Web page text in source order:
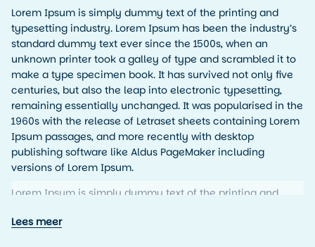
Lorem Ipsum is simply dummy text of the printing and
typesetting industry. Lorem Ipsum has been the industry’s
standard dummy text ever since the 1500s, when an
unknown printer took a galley of type and scrambled it to
make a type specimen book. It has survived not only five
centuries, but also the leap into electronic typesetting,
remaining essentially unchanged. It was popularised in the
1960s with the release of Letraset sheets containing Lorem
Ipsum passages, and more recently with desktop
publishing software like Aldus PageMaker including
versions of Lorem Ipsum.
Lorem Ipsum is simply dummy text of the printing and
standard dummy text ever since the 1500s, when an
Lees meer